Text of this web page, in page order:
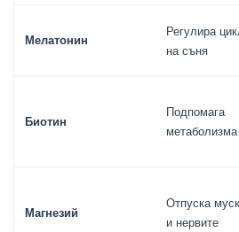
Мелатонин
Регулира
на съня
Биотин
Подпомага
метаболизма
Магнезий
Отпуска
и нервите